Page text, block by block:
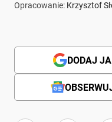
Opracowanie: Krzysztof
DODAJ